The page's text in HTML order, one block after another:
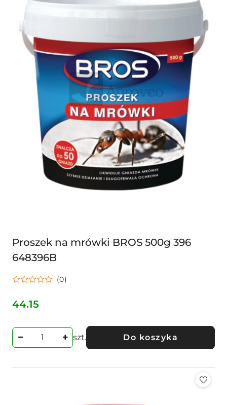
Proszek na mrówki BROS 500g 396
648396B
(0)
Cena:
44.15
szt. Do koszyka